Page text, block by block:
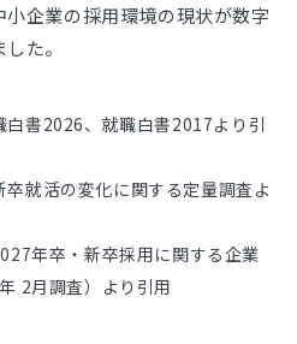
企業の採用環境の現状が数字
た。
書2026、就職白書2017より引
就活の変化に関する定量調査よ
年卒・新卒採用に関する企業
2月調査）より引用